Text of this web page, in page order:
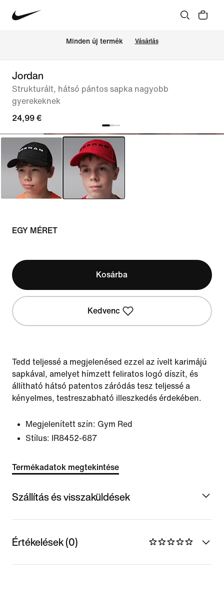
Minden új termék Vásárlás
Jordan
Strukturált, hátsó pántos sapka nagyobb
gyerekeknek
24,99 €
EGY MÉRET
Kosárba
Kedvenc
Tedd teljessé a megjelenésed ezzel az ívelt karimájú
sapkával, amelyet hímzett feliratos logó díszít, és
állítható hátsó patentos záródás tesz teljessé a
kényelmes, testreszabható illeszkedés érdekében.
Megjelenített szín: Gym Red
Stílus:
IR8452-687
Termékadatok megtekintése
Szállítás és visszaküldések
Értékelések (0)